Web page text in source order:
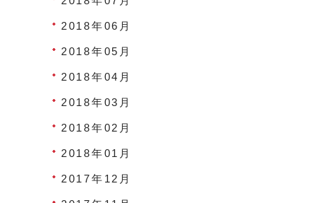
2018年06月
2018年05月
2018年04月
2018年03月
2018年02月
2018年01月
2017年12月